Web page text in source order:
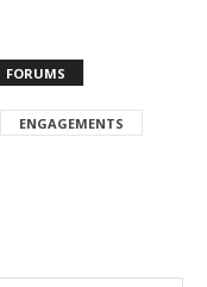
FORUMS
ENGAGEMENTS